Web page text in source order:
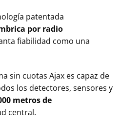
patentada
por radio
fiabilidad como una
sin cuotas Ajax es capaz de
los detectores, sensores y
metros de
central.